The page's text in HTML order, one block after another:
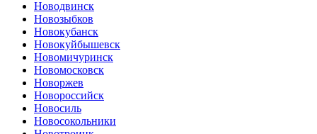
Новодвинск
Новозыбков
Новокубанск
Новокуйбышевск
Новомичуринск
Новомосковск
Новоржев
Новороссийск
Новосиль
Новосокольники